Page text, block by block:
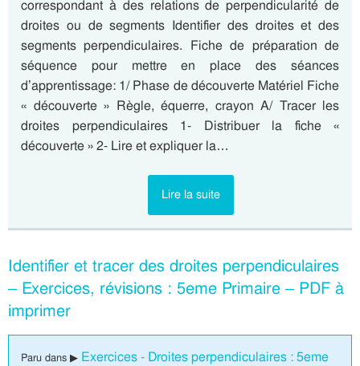
correspondant à des relations de perpendicularité de
droites ou de segments Identifier des droites et des
segments perpendiculaires. Fiche de préparation de
séquence pour mettre en place des séances
d’apprentissage: 1/ Phase de découverte Matériel Fiche
« découverte » Règle, équerre, crayon A/ Tracer les
droites perpendiculaires 1- Distribuer la fiche «
découverte » 2- Lire et expliquer la…
Lire la suite
Identifier et tracer des droites perpendiculaires
– Exercices, révisions : 5eme Primaire – PDF à
imprimer
Paru dans ▶ Exercices - Droites perpendiculaires : 5eme